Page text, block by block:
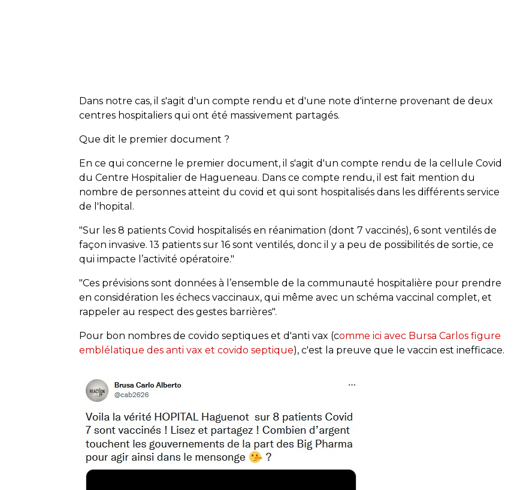
Dans notre cas, il s'agit d'un compte rendu et d'une note d'interne provenant de deux
centres hospitaliers qui ont été massivement partagés.
Que dit le premier document ?
En ce qui concerne le premier document, il s'agit d'un compte rendu de la cellule Covid
du Centre Hospitalier de Hagueneau. Dans ce compte rendu, il est fait mention du
nombre de personnes atteint du covid et qui sont hospitalisés dans les différents service
de l'hopital.
"Sur les 8 patients Covid hospitalisés en réanimation (dont 7 vaccinés), 6 sont ventilés de
façon invasive. 13 patients sur 16 sont ventilés, donc il y a peu de possibilités de sortie, ce
qui impacte l’activité opératoire."
"Ces prévisions sont données à l’ensemble de la communauté hospitalière pour prendre
en considération les échecs vaccinaux, qui même avec un schéma vaccinal complet, et
rappeler au respect des gestes barrières".
Pour bon nombres de covido septiques et d'anti vax (comme ici avec Bursa Carlos figure
emblélatique des anti vax et covido septique), c'est la preuve que le vaccin est inefficace.